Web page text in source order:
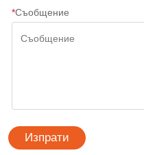
*Съобщение
Изпрати